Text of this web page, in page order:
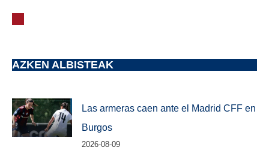
AZKEN ALBISTEAK
Las armeras caen ante el Madrid CFF en
Burgos
2026-08-09